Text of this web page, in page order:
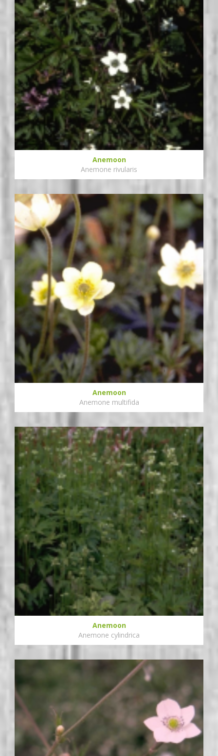
Anemoon
Anemone rivularis
Anemoon
Anemone multifida
Anemoon
Anemone cylindrica